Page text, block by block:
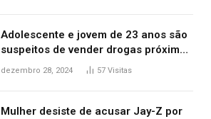
Adolescente e jovem de 23 anos são
suspeitos de vender drogas próximo
de delegacia e escola, diz polícia
dezembro 28, 2024 57 Visitas
Mulher desiste de acusar Jay-Z por